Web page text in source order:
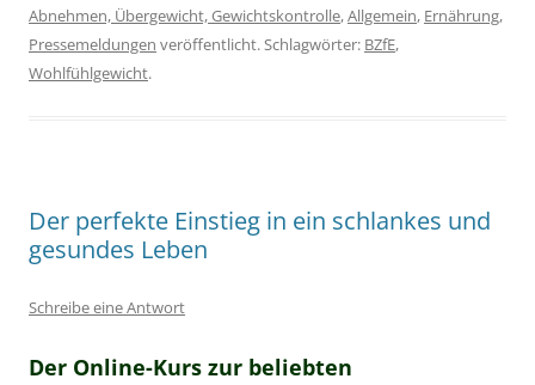
Abnehmen, Übergewicht, Gewichtskontrolle,Allgemein, Ernährung,
Pressemeldungen veröffentlicht. Schlagwörter: BZfE,
Wohlfühlgewicht.
Der perfekte Einstieg in ein schlankes und
gesundes Leben
Schreibe eine Antwort
Der Online-Kurs zur beliebten